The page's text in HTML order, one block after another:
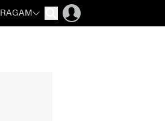
RAGAM